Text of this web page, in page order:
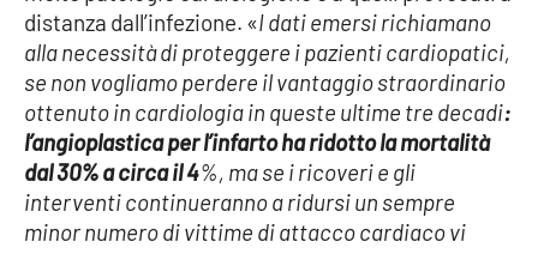
distanza dall’infezione. «I dati emersi richiamano
alla necessità di proteggere i pazienti cardiopatici,
se non vogliamo perdere il vantaggio straordinario
ottenuto in cardiologia in queste ultime tre decadi:
l’angioplastica per l’infarto ha ridotto la mortalità
dal 30% a circa il 4%, ma se i ricoveri e gli
interventi continueranno a ridursi un sempre
minor numero di vittime di attacco cardiaco vi